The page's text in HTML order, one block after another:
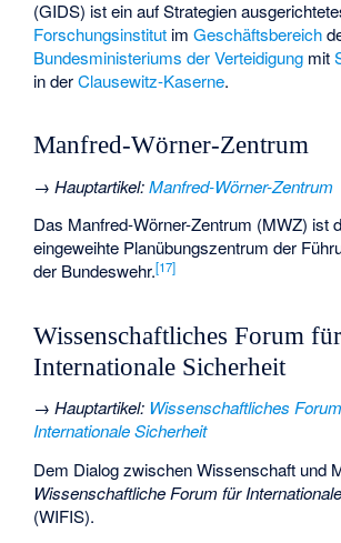
(GIDS) ist ein auf Strategien
Forschungsinstitut imGeschäftsbereich
Bundesministeriums der Verteidigung mit
in derClausewitz-Kaserne.
Manfred-Wörner-Zentrum
→Hauptartikel:Manfred-Wörner-Zentrum
Das Manfred-Wörner-Zentrum (MWZ) ist
eingeweihte Planübungszentrum der
der Bundeswehr.[17]
Wissenschaftliches Forum für
Internationale Sicherheit
→Hauptartikel: Wissenschaftliches
Internationale Sicherheit
Dem Dialog zwischen Wissenschaft und
Wissenschaftliche Forum für
(WIFIS).